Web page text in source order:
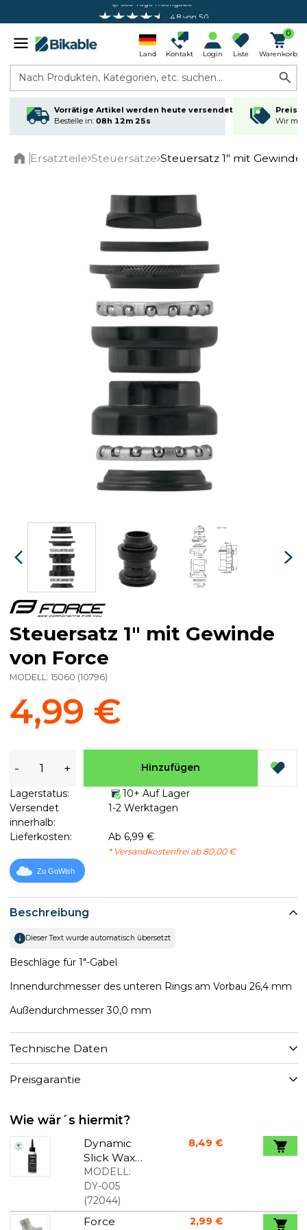
Land Kontakt Login Liste
0
Warenkorb
Nach Produkten, Kategorien, etc. suchen...
Vorrätige Artikel werden heute versendet
Bestelle in: 08h 12m 25s
Wir
Ersatzteile Steuersätze Steuersatz 1" mit Gewinde
Beschreibung
Dieser Text wurde automatisch übersetzt
Beschläge für 1"-Gabel
Innendurchmesser des unteren Rings am Vorbau 26,4 mm
Außendurchmesser 30,0 mm
Technische Daten
Preisgarantie
Steuersatz 1" mit Gewinde
von Force
MODELL: 15060 (10796)
4,99 €
- + Hinzufügen
Lagerstatus:
10+ Auf Lager
Versendet
innerhalb:
1-2 Werktagen
Lieferkosten: Ab 6,99 €
* Versandkostenfrei ab 80,00 €
Zu GoWish
Wie wär´s hiermit?
Dynamic
Slick Wax
Kettenwac
hs 100 ml
MODELL:
DY-005
(72044)
8,49 €
Force
2,99 €